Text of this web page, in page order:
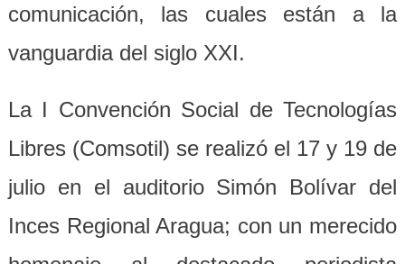
comunicación, las cuales están a la
vanguardia del siglo XXI.
La I Convención Social de Tecnologías
Libres (Comsotil) se realizó el 17 y 19 de
julio en el auditorio Simón Bolívar del
Inces Regional Aragua; con un merecido